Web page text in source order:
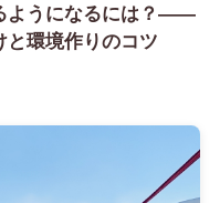
ようになるには？――
と環境作りのコツ